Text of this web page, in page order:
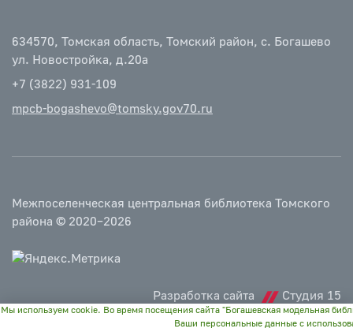
634570, Томская область, Томский район, с. Богашево
ул. Новостройка, д.20а
+7 (3822) 931-109
mpcb-bogashevo@tomsky.gov70.ru
Межпоселенческая центральная библиотека Томского
района © 2020–2026
Разработка сайта Студия 15
Мы используем cookie. Во время посещения сайта "Богашевская модельная
Ваши персональные данные с